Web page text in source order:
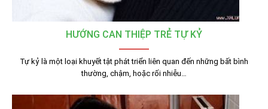
HƯỚNG CAN THIỆP TRẺ TỰ KỶ
Tự kỷ là một loại khuyết tật phát triển liên quan đến những bất bình
thường, chậm, hoặc rối nhiễu…